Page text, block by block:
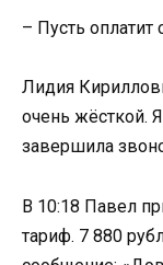
– Пусть оплатит
Лидия
очень жёсткой. Я
завершила
В 10:18 Павел
тариф. 7 880